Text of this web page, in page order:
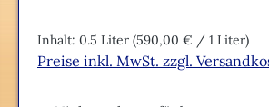
Inhalt: 0.5 Liter (590,00 € / 1 Liter)
Preise inkl. MwSt. zzgl.